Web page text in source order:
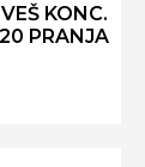
KONC.
PRANJA